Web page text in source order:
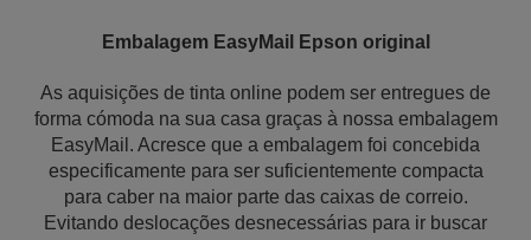
Embalagem EasyMail Epson original
As aquisições de tinta online podem ser entregues de
forma cómoda na sua casa graças à nossa embalagem
EasyMail. Acresce que a embalagem foi concebida
especificamente para ser suficientemente compacta
para caber na maior parte das caixas de correio.
Evitando deslocações desnecessárias para ir buscar